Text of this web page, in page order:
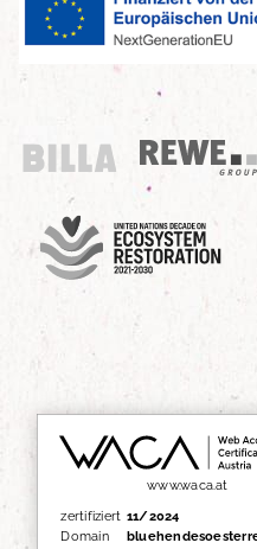
Billa
REWE Group
UN Decade